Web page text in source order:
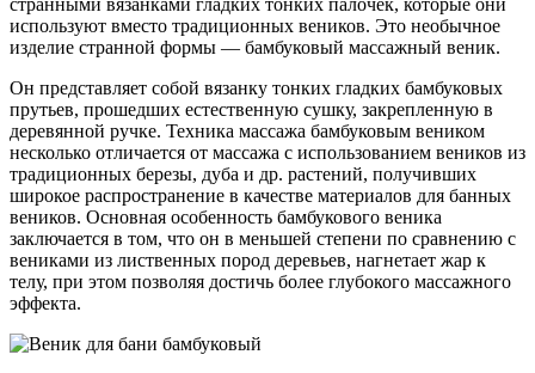
странными вязанками гладких тонких палочек, которые они
используют вместо традиционных веников. Это необычное
изделие странной формы — бамбуковый массажный веник.
Он представляет собой вязанку тонких гладких бамбуковых
прутьев, прошедших естественную сушку, закрепленную в
деревянной ручке. Техника массажа бамбуковым веником
несколько отличается от массажа с использованием веников из
традиционных березы, дуба и др. растений, получивших
широкое распространение в качестве материалов для банных
веников. Основная особенность бамбукового веника
заключается в том, что он в меньшей степени по сравнению с
вениками из лиственных пород деревьев, нагнетает жар к
телу, при этом позволяя достичь более глубокого массажного
эффекта.